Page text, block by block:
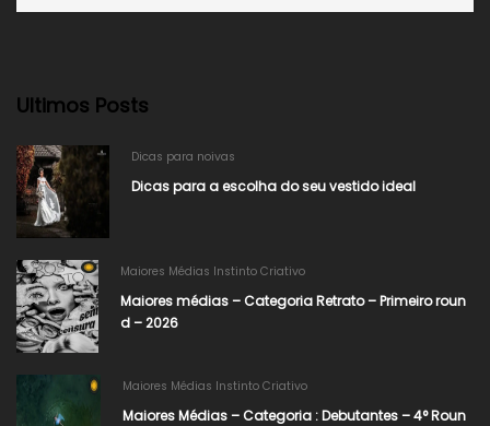
Ultimos Posts
Dicas para noivas
Dicas para a escolha do seu vestido ideal
Maiores Médias Instinto Criativo
Maiores médias – Categoria Retrato – Primeiro roun
d – 2026
Maiores Médias Instinto Criativo
Maiores Médias – Categoria : Debutantes – 4° Roun